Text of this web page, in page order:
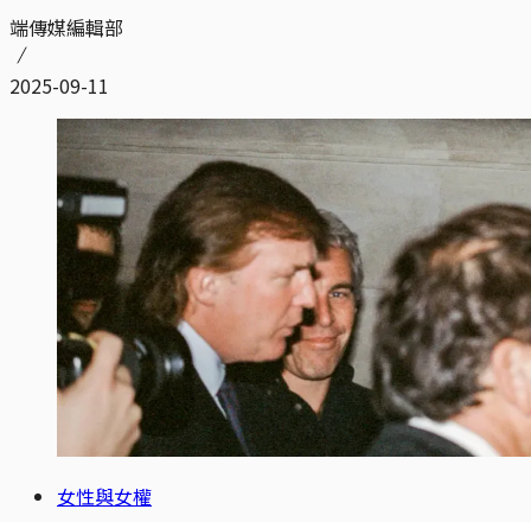
端傳媒編輯部
2025-09-11
女性與女權